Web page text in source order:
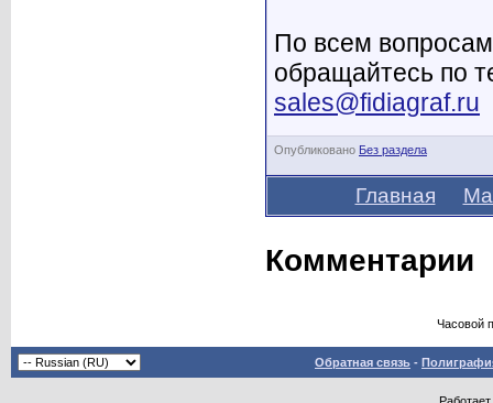
По всем
обращайтесь по
sales@fidiagraf.ru
Опубликовано Без раздела
Главная
Комментарии
Часовой
Обратная связь -